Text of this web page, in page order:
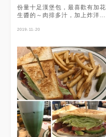
份量十足漢堡包，最喜歡有加花
生醬的～肉排多汁，加上炸洋蔥
比較一般般
2019-11-20